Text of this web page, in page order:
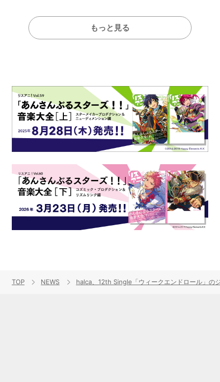
もっと見る
TOP NEWS halca、12th Single「ウィークエンドロール」の